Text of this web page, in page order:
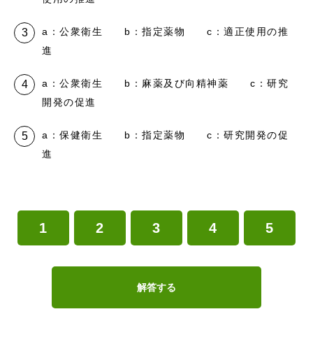
a：公衆衛生 b：指定薬物 c：適正使用の推
進
a：公衆衛生 b：麻薬及び向精神薬 c：研究
開発の促進
a：保健衛生 b：指定薬物 c：研究開発の促
進
1 2 3 4 5
解答する